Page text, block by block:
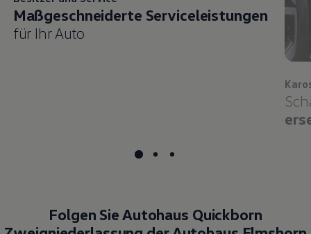
Maßgeschneiderte Serviceleistungen
für Ihr Auto
Folgen Sie Autohaus Quickborn